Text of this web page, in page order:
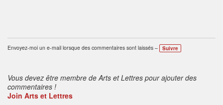
Envoyez-moi un e-mail lorsque des commentaires sont laissés – Suivre
Vous devez être membre de Arts et Lettres pour ajouter des
commentaires !
Join Arts et Lettres